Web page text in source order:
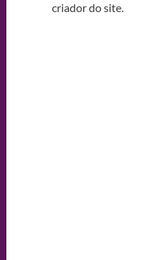
criador do site.